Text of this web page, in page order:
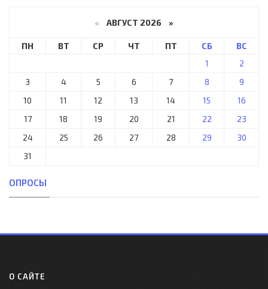
« АВГУСТ 2026 »
ПН ВТ СР ЧТ ПТ СБ
ВС
1
2
3
4 5 6 7 8
9
10
11 12 13 14 15
16
17
18 19 20 21 22
23
24
25 26 27 28 29
30
31
ОПРОСЫ
О САЙТЕ